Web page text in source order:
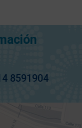
8591904